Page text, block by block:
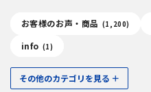
お客様のお声・商品 (1,200)
info (1)
その他のカテゴリを見る